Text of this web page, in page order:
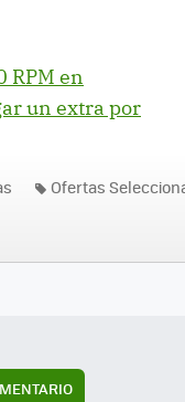
RPM en
un extra por
Ofertas